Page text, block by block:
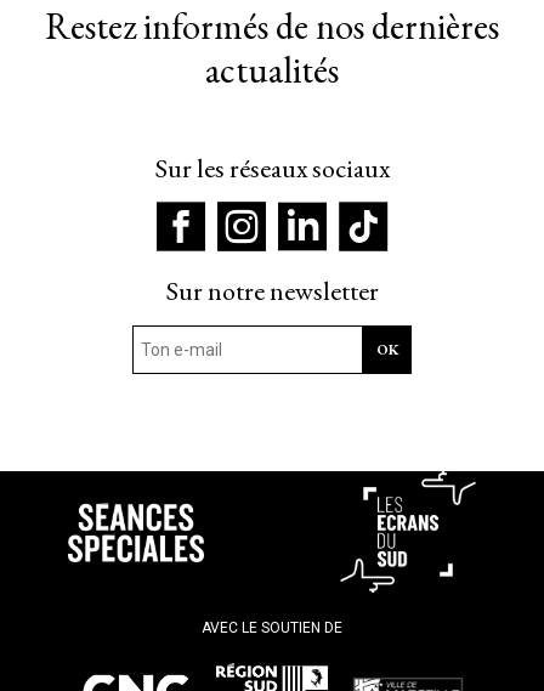
Restez informés de nos dernières
actualités
Sur les réseaux sociaux
Sur notre newsletter
AVEC LE SOUTIEN DE